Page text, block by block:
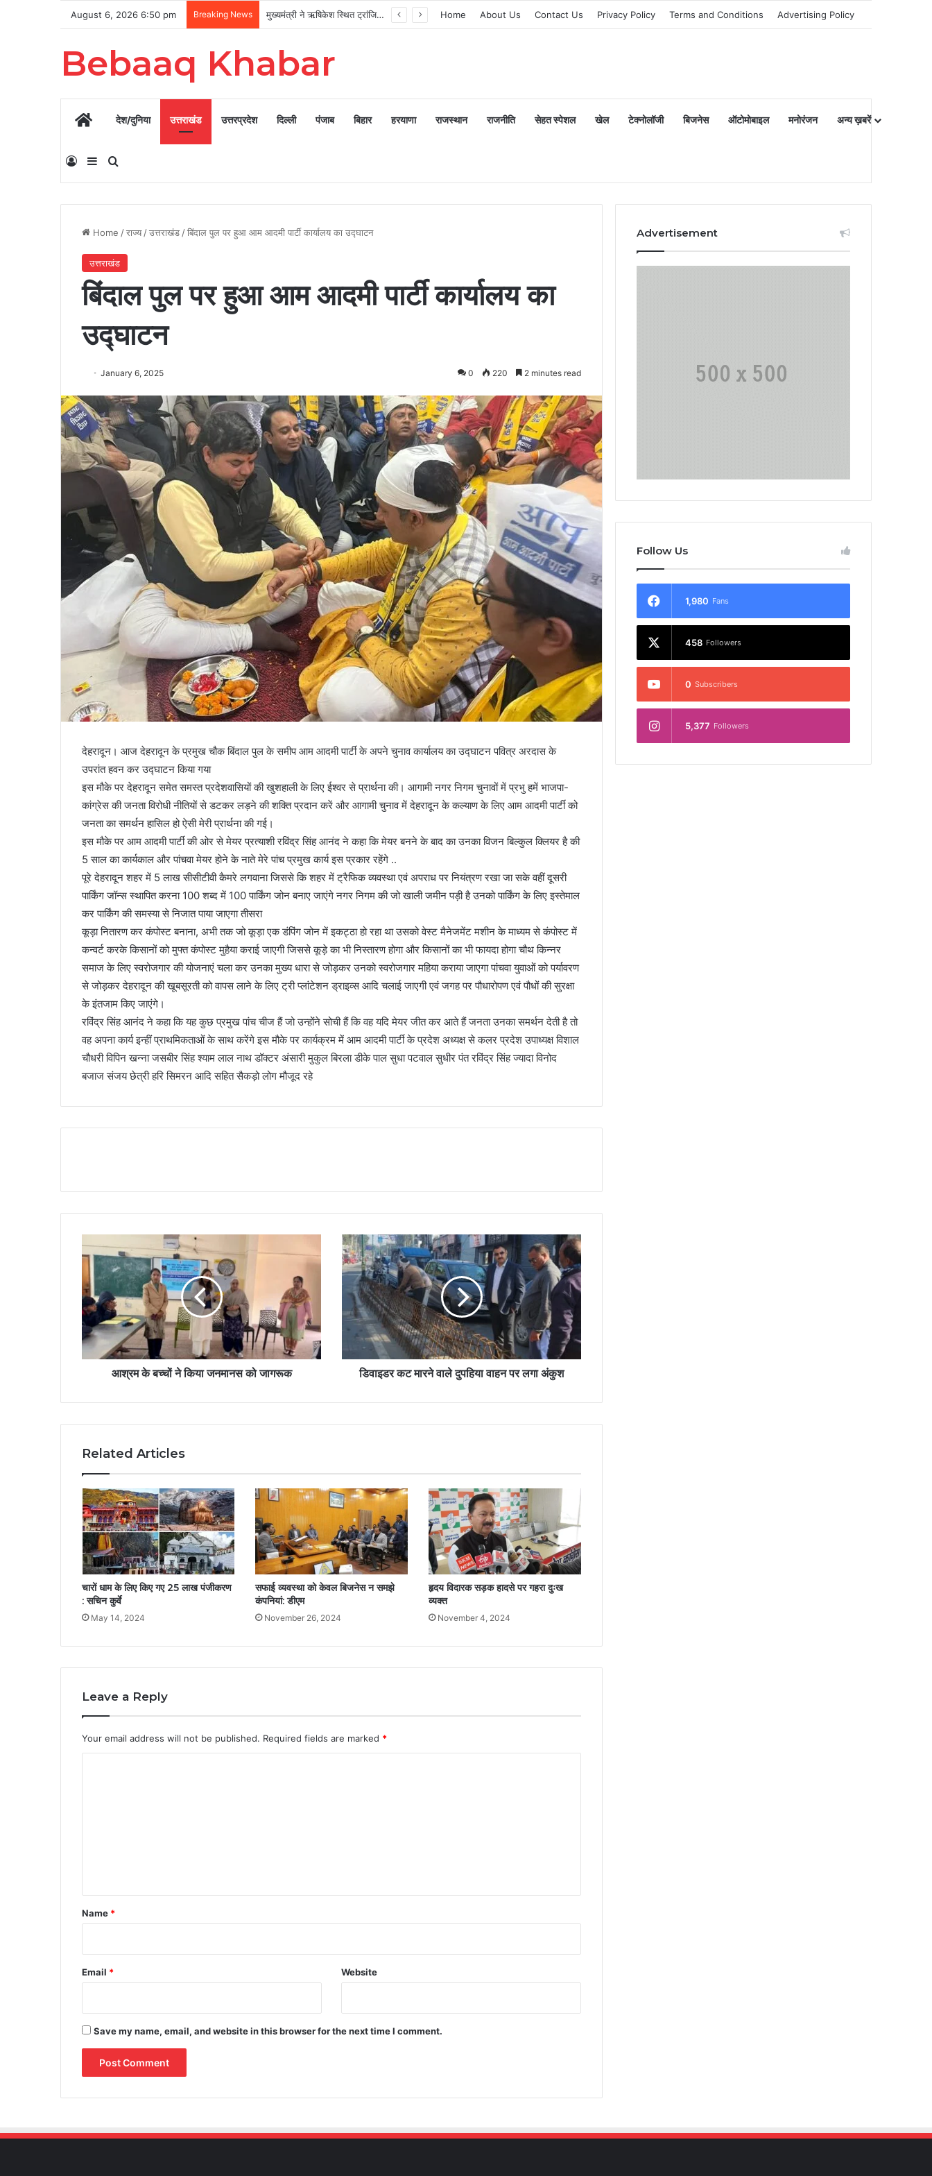
August 6, 2026 6:50 pm Breaking News मुख्यमंत्री ने ऋषिकेश स्थित ट्रांजिट कैंप का किया औचक निरीक्षण Home About Us Contact Us Privacy Policy Terms and Conditions Advertising Policy
Bebaaq Khabar
Homeदेश/दुनिया उत्तराखंड उत्तरप्रदेश दिल्ली पंजाब बिहार हरयाणा राजस्थान राजनीति सेहत स्पेशल खेल टेक्नोलॉजी बिजनेस ऑटोमोबाइल मनोरंजन अन्य ख़बरें
Log InSidebarSearch for
Home /राज्य /उत्तराखंड /बिंदाल पुल पर हुआ आम आदमी पार्टी कार्यालय का उद्घाटन
उत्तराखंड
बिंदाल पुल पर हुआ आम आदमी पार्टी कार्यालय का
उद्घाटन
January 6, 2025 0 220 2 minutes read
देहरादून। आज देहरादून के प्रमुख चौक बिंदाल पुल के समीप आम आदमी पार्टी के अपने चुनाव कार्यालय का उद्घाटन पवित्र अरदास के
उपरांत हवन कर उद्घाटन किया गया
इस मौके पर देहरादून समेत समस्त प्रदेशवासियों की खुशहाली के लिए ईश्वर से प्रार्थना की। आगामी नगर निगम चुनावों में प्रभु हमें भाजपा-
कांग्रेस की जनता विरोधी नीतियों से डटकर लड़ने की शक्ति प्रदान करें और आगामी चुनाव में देहरादून के कल्याण के लिए आम आदमी पार्टी को
जनता का समर्थन हासिल हो ऐसी मेरी प्रार्थना की गई।
इस मौके पर आम आदमी पार्टी की ओर से मेयर प्रत्याशी रविंद्र सिंह आनंद ने कहा कि मेयर बनने के बाद का उनका विजन बिल्कुल क्लियर है की
5 साल का कार्यकाल और पांचवा मेयर होने के नाते मेरे पांच प्रमुख कार्य इस प्रकार रहेंगे ..
पूरे देहरादून शहर में 5 लाख सीसीटीवी कैमरे लगवाना जिससे कि शहर में ट्रैफिक व्यवस्था एवं अपराध पर नियंत्रण रखा जा सके वहीं दूसरी
पार्किंग जॉन्स स्थापित करना 100 शब्द में 100 पार्किंग जोन बनाए जाएंगे नगर निगम की जो खाली जमीन पड़ी है उनको पार्किंग के लिए इस्तेमाल
कर पार्किंग की समस्या से निजात पाया जाएगा तीसरा
कूड़ा नितारण कर कंपोस्ट बनाना, अभी तक जो कूड़ा एक डंपिंग जोन में इकट्ठा हो रहा था उसको वेस्ट मैनेजमेंट मशीन के माध्यम से कंपोस्ट में
कन्वर्ट करके किसानों को मुफ्त कंपोस्ट मुहैया कराई जाएगी जिससे कूड़े का भी निस्तारण होगा और किसानों का भी फायदा होगा चौथ किन्नर
समाज के लिए स्वरोजगार की योजनाएं चला कर उनका मुख्य धारा से जोड़कर उनको स्वरोजगार महिया कराया जाएगा पांचवा युवाओं को पर्यावरण
से जोड़कर देहरादून की खूबसूरती को वापस लाने के लिए ट्री प्लांटेशन ड्राइव्स आदि चलाई जाएगी एवं जगह पर पौधारोपण एवं पौधों की सुरक्षा
के इंतजाम किए जाएंगे।
रविंद्र सिंह आनंद ने कहा कि यह कुछ प्रमुख पांच चीज हैं जो उन्होंने सोची हैं कि वह यदि मेयर जीत कर आते हैं जनता उनका समर्थन देती है तो
वह अपना कार्य इन्हीं प्राथमिकताओं के साथ करेंगे इस मौके पर कार्यक्रम में आम आदमी पार्टी के प्रदेश अध्यक्ष से कलर प्रदेश उपाध्यक्ष विशाल
चौधरी विपिन खन्ना जसबीर सिंह श्याम लाल नाथ डॉक्टर अंसारी मुकुल बिरला डीके पाल सुधा पटवाल सुधीर पंत रविंद्र सिंह ज्यादा विनोद
बजाज संजय छेत्री हरि सिमरन आदि सहित सैकड़ो लोग मौजूद रहे
आश्रम के बच्चों ने किया जनमानस को जागरूक डिवाइडर कट मारने वाले दुपहिया वाहन पर लगा अंकुश
Related Articles
चारों धाम के लिए किए गए 25 लाख पंजीकरण
: सचिन कुर्वे
May 14, 2024
सफाई व्यवस्था को केवल बिजनेस न समझे
कंपनियां: डीएम
November 26, 2024
हृदय विदारक सड़क हादसे पर गहरा दुःख
व्यक्त
November 4, 2024
Leave a Reply
Your email address will not be published. Required fields are marked *
*
Name *
Email * Website
Save my name, email, and website in this browser for the next time I comment.
Advertisement
Follow Us
1,980 Fans
458 Followers
0 Subscribers
5,377 Followers